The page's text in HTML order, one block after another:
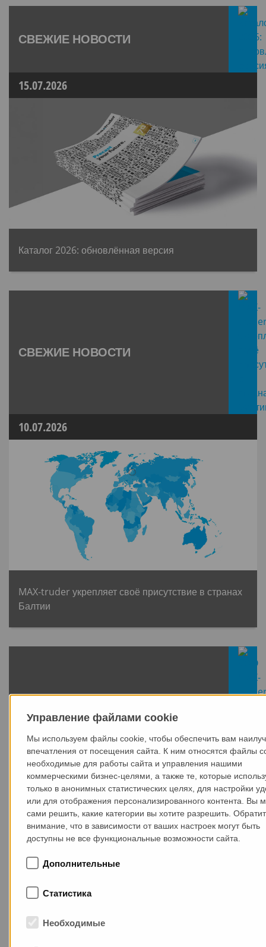
СВЕЖИЕ НОВОСТИ
15.07.2026
Каталог 2026: обновлённая версия
СВЕЖИЕ НОВОСТИ
10.07.2026
MAX-truder укрепляет своё присутствие в странах
Балтии
СВЕЖИЕ НОВОСТИ
25.05.2026
Управление файлами cookie
Мы используем файлы cookie, чтобы обеспечить вам
впечатления от посещения сайта. К ним относятся файлы
необходимые для работы сайта и управления нашими
коммерческими бизнес-целями, а также те, которые
только в анонимных статистических целях, для настройки
или для отображения персонализированного контента. Вы
сами решить, какие категории вы хотите разрешить.
внимание, что в зависимости от ваших настроек могут быть
доступны не все функциональные возможности сайта.
Дополнительные
Статистика
Необходимые